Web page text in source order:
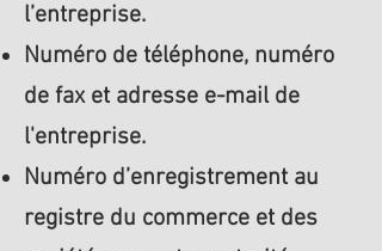
l’entreprise.
Numéro de téléphone, numéro
de fax et adresse e-mail de
l'entreprise.
Numéro d’enregistrement au
registre du commerce et des